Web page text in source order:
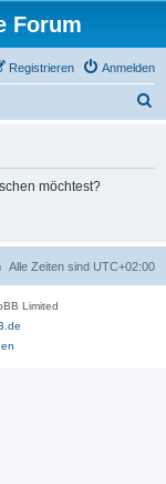
Forum
Anmelden
Registrieren
möchtest?
Alle Zeiten sind UTC+02:00
Limited